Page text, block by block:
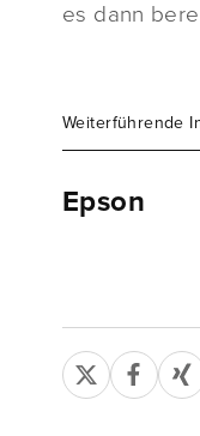
es dann
Weiterführende
Epson